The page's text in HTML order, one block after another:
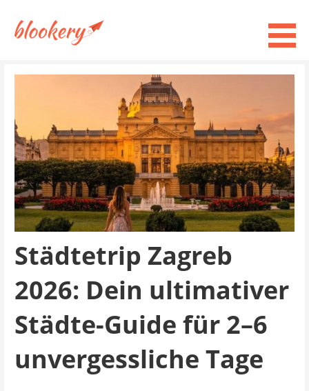
Inhalt
springen
Städtetrip Zagreb
2026: Dein ultimativer
Städte-Guide für 2–6
unvergessliche Tage